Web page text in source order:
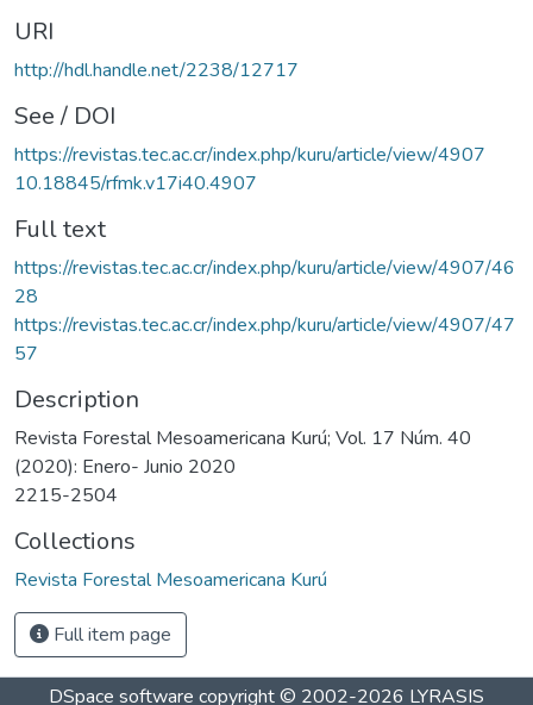
URI
http://hdl.handle.net/2238/12717
See / DOI
https://revistas.tec.ac.cr/index.php/kuru/article/view/4907
10.18845/rfmk.v17i40.4907
Full text
https://revistas.tec.ac.cr/index.php/kuru/article/view/4907/46
28
https://revistas.tec.ac.cr/index.php/kuru/article/view/4907/47
57
Description
Revista Forestal Mesoamericana Kurú; Vol. 17 Núm. 40
(2020): Enero- Junio 2020
2215-2504
Collections
Revista Forestal Mesoamericana Kurú
Full item page
DSpace software copyright © 2002-2026 LYRASIS